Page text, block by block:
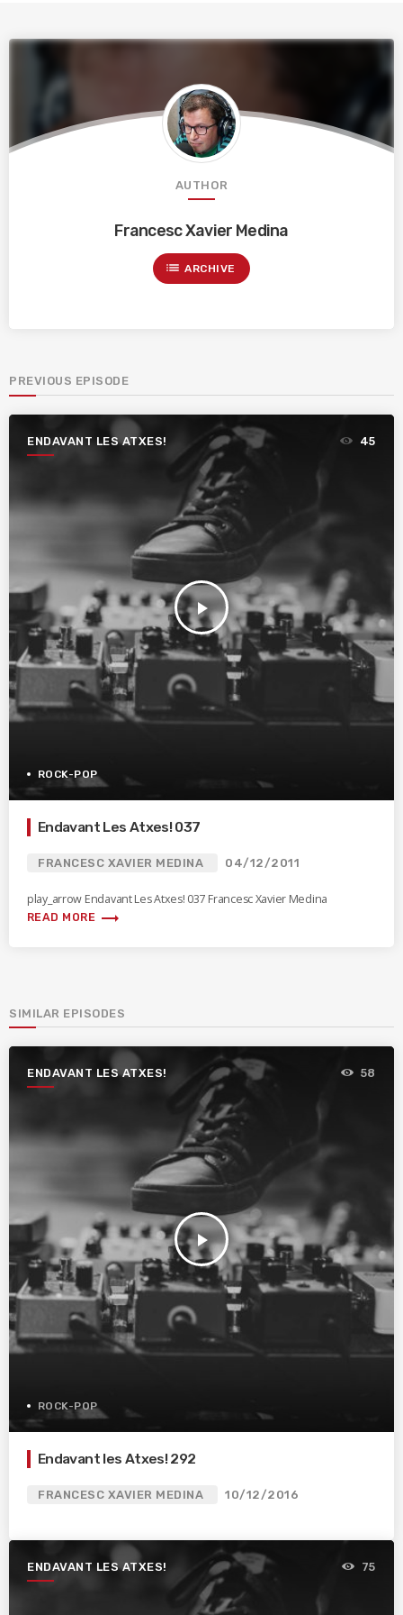
AUTHOR
Francesc Xavier Medina
list ARCHIVE
PREVIOUS EPISODE
ENDAVANT LES ATXES!
play_arrow
45
ROCK-POP
Endavant Les Atxes! 037
FRANCESC XAVIER MEDINA 04/12/2011
play_arrow Endavant Les Atxes! 037 Francesc Xavier Medina
READ MORE trending_flat
SIMILAR EPISODES
ENDAVANT LES ATXES!
play_arrow
58
ROCK-POP
Endavant les Atxes! 292
FRANCESC XAVIER MEDINA 10/12/2016
ENDAVANT LES ATXES! 75